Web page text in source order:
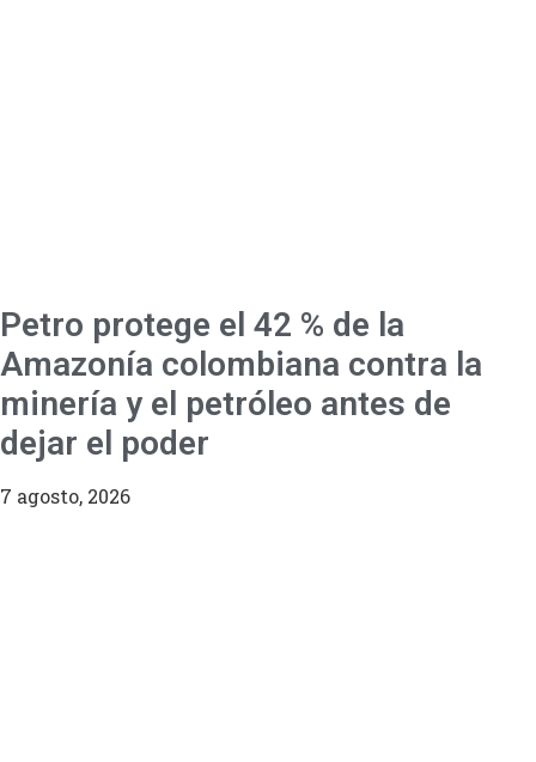
Petro protege el 42 % de la
Amazonía colombiana contra la
minería y el petróleo antes de
dejar el poder
7 agosto, 2026